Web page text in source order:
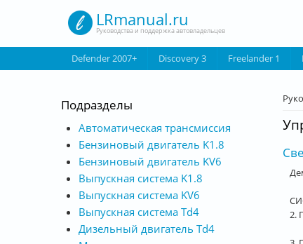
LRmanual.ru
Руководства и поддержка автовладельцев
Defender 2007+ Discovery 3 Freelander 1
Вы
2.
Подразделы
Автоматическая трансмиссия
Бензиновый двигатель K1.8
Бензиновый двигатель KV6
Выпускная система K1.8
Выпускная система KV6
Выпускная система Td4
Дизельный двигатель Td4